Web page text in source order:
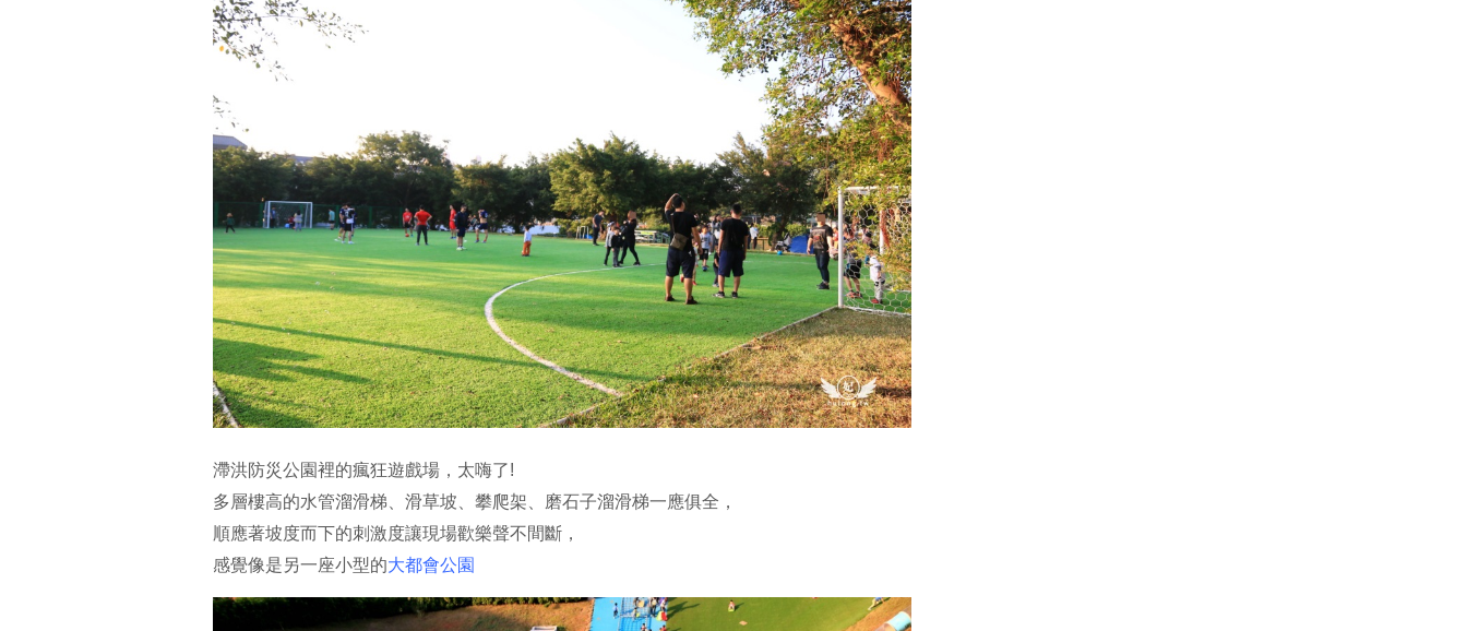
滯洪防災公園裡的瘋狂遊戲場，太嗨了!
多層樓高的水管溜滑梯、滑草坡、攀爬架、磨石子溜滑梯一應俱全，
順應著坡度而下的刺激度讓現場歡樂聲不間斷，
感覺像是另一座小型的大都會公園